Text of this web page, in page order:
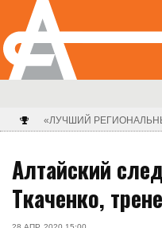
«ЛУЧШИЙ
Алтайский
Ткаченко,